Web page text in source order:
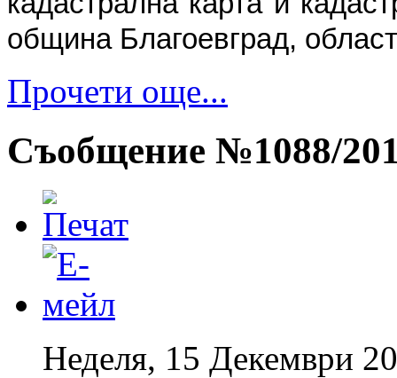
община Благоевград,
Прочети още...
Съобщение №1088/
Неделя, 15 Декември